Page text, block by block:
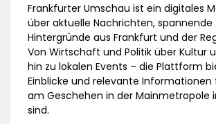
Frankfurter Umschau ist ein digitales
über aktuelle Nachrichten,
Hintergründe aus Frankfurt und der
Von Wirtschaft und Politik über Kultur
hin zu lokalen Events – die Plattform
Einblicke und relevante Informationen
am Geschehen in der Mainmetropole
sind.